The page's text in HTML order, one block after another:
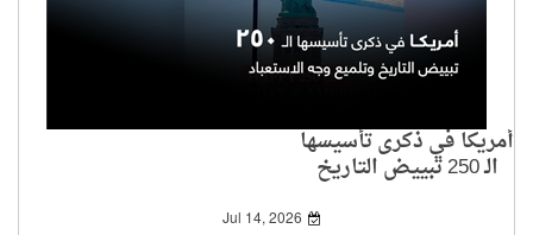
أمريكا في ذكرى تأسيسها
الـ 250 تبييض التاريخ
وتلميع وجه الاستعباد
Jul 14, 2026